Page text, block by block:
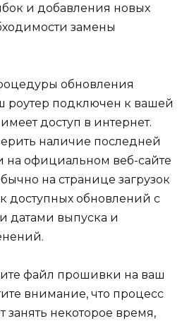
и добавления новых
замены
обновления
роутер подключен к вашей
доступ в интернет.
наличие последней
официальном веб-сайте
на странице загрузок
доступных обновлений с
датами выпуска и
файл прошивки на ваш
внимание, что процесс
некоторое время,